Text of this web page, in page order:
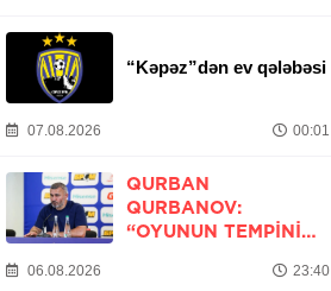
“Kəpəz”dən ev qələbəsi
07.08.2026 00:01
QURBAN
QURBANOV:
“OYUNUN TEMPINI
06.08.2026 23:40